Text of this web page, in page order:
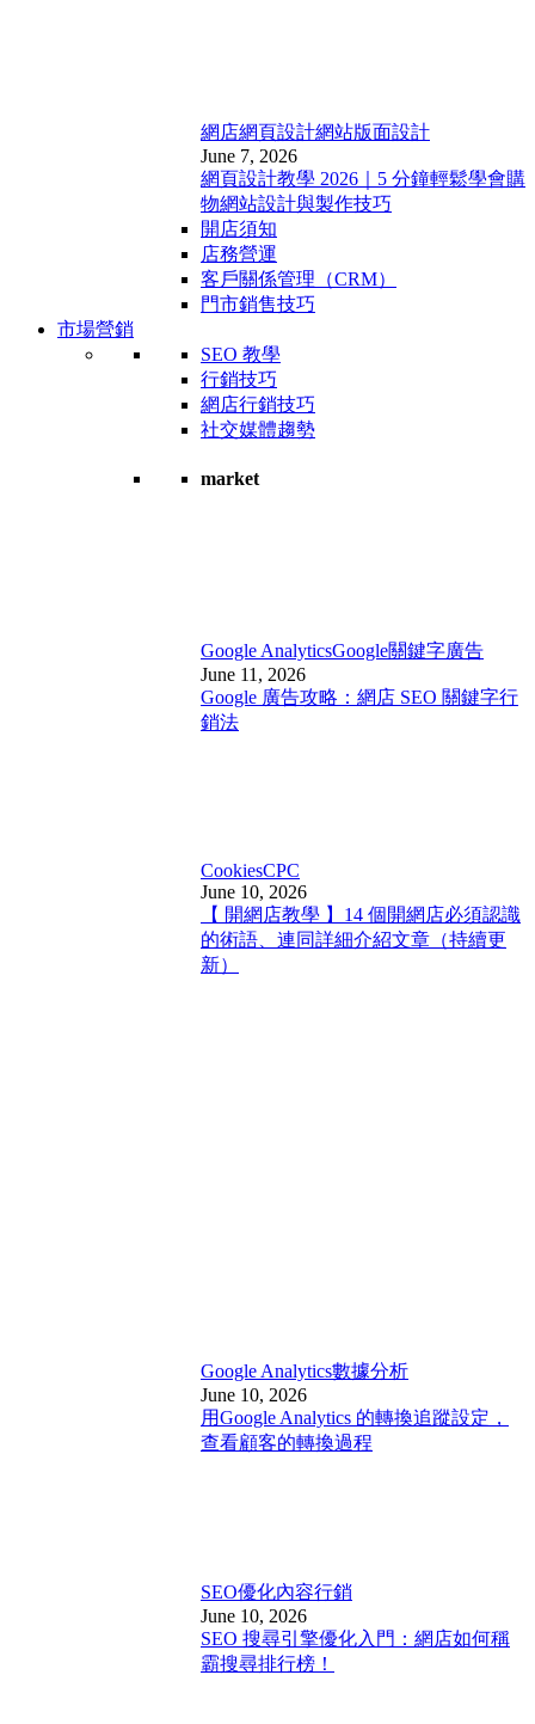
網店網頁設計網站版面設計
June 7, 2026
網頁設計教學 2026｜5 分鐘輕鬆學會購
物網站設計與製作技巧
開店須知
店務營運
客戶關係管理（CRM）
門市銷售技巧
市場營銷
SEO 教學
行銷技巧
網店行銷技巧
社交媒體趨勢
market
Google AnalyticsGoogle關鍵字廣告
June 11, 2026
Google 廣告攻略：網店 SEO 關鍵字行
銷法
CookiesCPC
June 10, 2026
【 開網店教學 】14 個開網店必須認識
的術語、連同詳細介紹文章（持續更
新）
Google Analytics數據分析
June 10, 2026
用Google Analytics 的轉換追蹤設定，
查看顧客的轉換過程
SEO優化內容行銷
June 10, 2026
SEO 搜尋引擎優化入門：網店如何稱
霸搜尋排行榜！